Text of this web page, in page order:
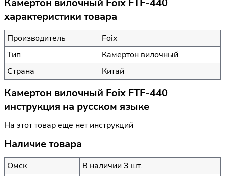
характеристики товара
Производитель
Foix
Тип
Камертон вилочный
Страна
Китай
Камертон вилочный Foix FTF-440
инструкция на русском языке
На этот товар еще нет инструкций
Наличие товара
Омск
В наличии 3 шт.